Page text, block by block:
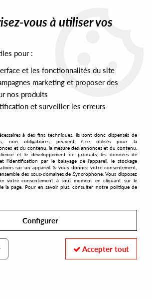
>Labels
SORT & FILTER
3
vous à utiliser vos
pour :
et les fonctionnalités du site
marketing et proposer des
nos produits
et surveiller les erreurs
à des fins techniques, ils sont donc dispensés de
non obligatoires, peuvent être utilisés pour la
et du contenu, la mesure des annonces et du contenu,
et le développement de produits, les données de
l'identification par le balayage de l'appareil, le stockage
sur un appareil. Si vous donnez votre consentement,
des sous-domaines de Syncrophone. Vous disposez
votre consentement à tout moment en cliquant sur le
la page. Pour en savoir plus, consulter notre politique de
Configurer
Accepter tout